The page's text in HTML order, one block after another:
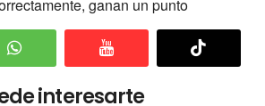
ganan un punto
interesarte